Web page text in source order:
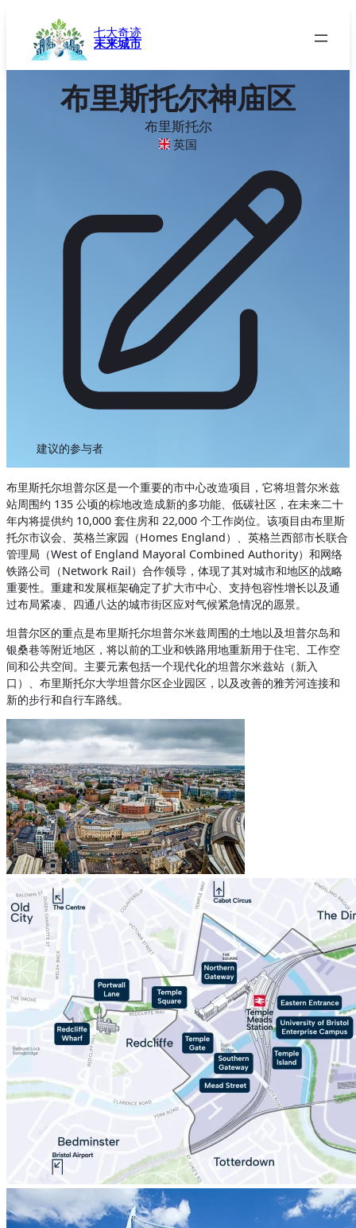
七大奇迹
未来城市
布里斯托尔神庙区
布里斯托尔
英国
建议的参与者
布里斯托尔坦普尔区是一个重要的市中心改造项目，它将坦普尔米兹
站周围约 135 公顷的棕地改造成新的多功能、低碳社区，在未来二十
年内将提供约 10,000 套住房和 22,000 个工作岗位。该项目由布里斯
托尔市议会、英格兰家园（Homes England）、英格兰西部市长联合
管理局（West of England Mayoral Combined Authority）和网络
铁路公司（Network Rail）合作领导，体现了其对城市和地区的战略
重要性。重建和发展框架确定了扩大市中心、支持包容性增长以及通
过布局紧凑、四通八达的城市街区应对气候紧急情况的愿景。
坦普尔区的重点是布里斯托尔坦普尔米兹周围的土地以及坦普尔岛和
银桑巷等附近地区，将以前的工业和铁路用地重新用于住宅、工作空
间和公共空间。主要元素包括一个现代化的坦普尔米兹站（新入
口）、布里斯托尔大学坦普尔区企业园区，以及改善的雅芳河连接和
新的步行和自行车路线。